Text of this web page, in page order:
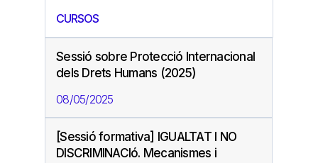
CURSOS
Sessió sobre Protecció Internacional
dels Drets Humans (2025)
08/05/2025
[Sessió formativa] IGUALTAT I NO
DISCRIMINACIó. Mecanismes i